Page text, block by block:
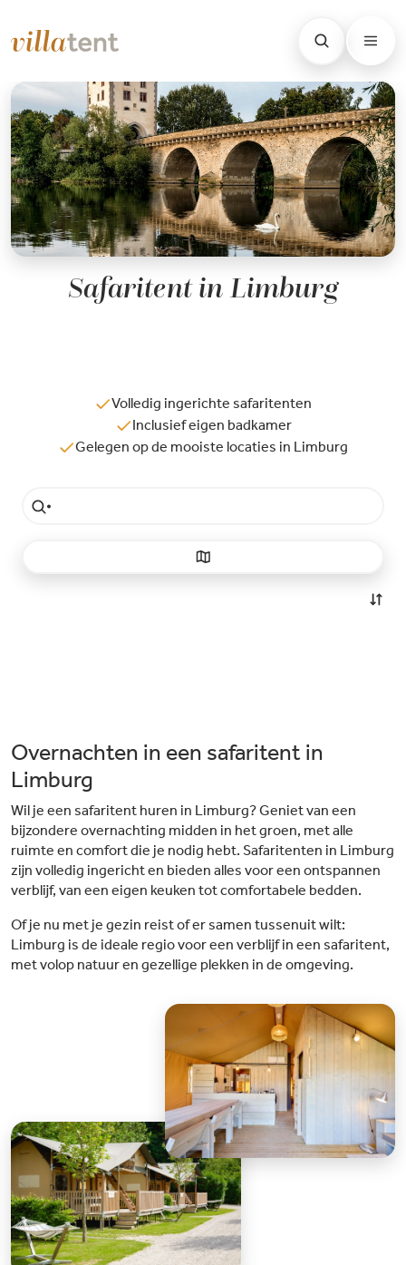
Safaritent in Limburg
Volledig ingerichte safaritenten
Inclusief eigen badkamer
Gelegen op de mooiste locaties in Limburg
Overnachten in een safaritent in
Limburg
Wil je een safaritent huren in Limburg? Geniet van een
bijzondere overnachting midden in het groen, met alle
ruimte en comfort die je nodig hebt. Safaritenten in Limburg
zijn volledig ingericht en bieden alles voor een ontspannen
verblijf, van een eigen keuken tot comfortabele bedden.
Of je nu met je gezin reist of er samen tussenuit wilt:
Limburg is de ideale regio voor een verblijf in een safaritent,
met volop natuur en gezellige plekken in de omgeving.